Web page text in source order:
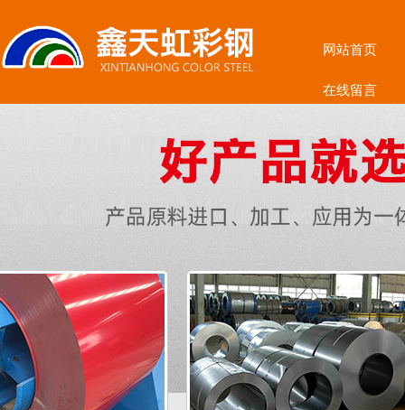
网站首页
在线留言